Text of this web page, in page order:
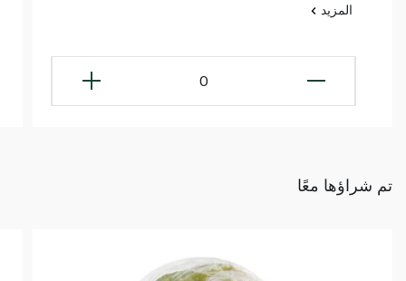
المزيد
0
تم شراؤها معًا